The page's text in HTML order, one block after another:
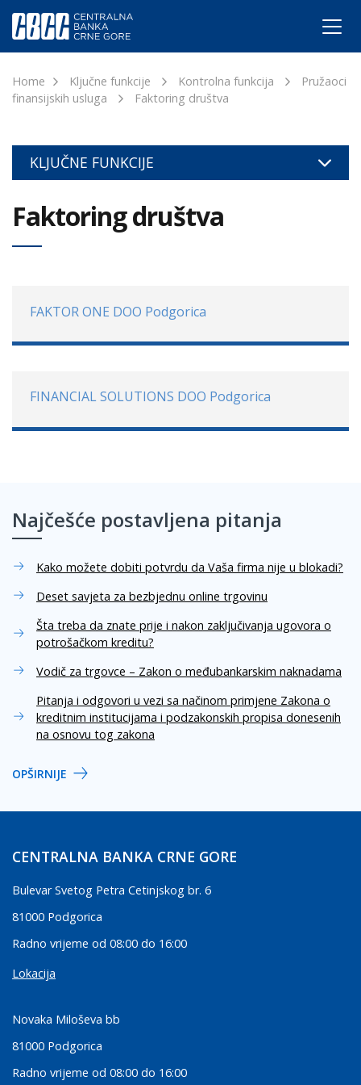
Home Ključne funkcije Kontrolna funkcija
Pružaoci
finansijskih usluga
Faktoring društva
KLJUČNE FUNKCIJE
Faktoring društva
FAKTOR ONE DOO Podgorica
FINANCIAL SOLUTIONS DOO Podgorica
Najčešće postavljena pitanja
Kako možete dobiti potvrdu da Vaša firma nije u blokadi?
Deset savjeta za bezbjednu online trgovinu
Šta treba da znate prije i nakon zaključivanja ugovora o
potrošačkom kreditu?
Vodič za trgovce – Zakon o međubankarskim naknadama
Pitanja i odgovori u vezi sa načinom primjene Zakona o
kreditnim institucijama i podzakonskih propisa donesenih
na osnovu tog zakona
OPŠIRNIJE
CENTRALNA BANKA CRNE GORE
Bulevar Svetog Petra Cetinjskog br. 6
81000 Podgorica
Radno vrijeme od 08:00 do 16:00
Lokacija
Novaka Miloševa bb
81000 Podgorica
Radno vrijeme od 08:00 do 16:00